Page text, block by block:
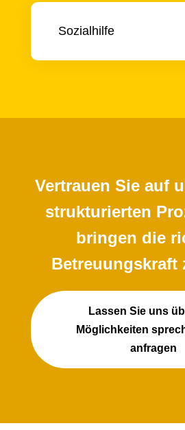
Sozialhilfe
Vertrauen Sie auf
strukturierten
bringen die
Betreuungskraft
Lassen Sie uns
Möglichkeiten
anfragen